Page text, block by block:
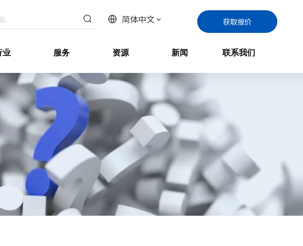
简体中文 获取报价
业 服务 资源 新闻 联系我们